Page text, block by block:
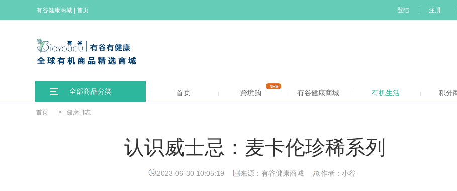
有谷健康商城 首页 登陆 注册
全部商品分类 首页 跨境购 有谷健康商城 有机生活 积分
首页 > 健康日志
认识威士忌：麦卡伦珍稀系列
2023-06-30 10:05:19 来源：有谷健康商城 作者：小谷